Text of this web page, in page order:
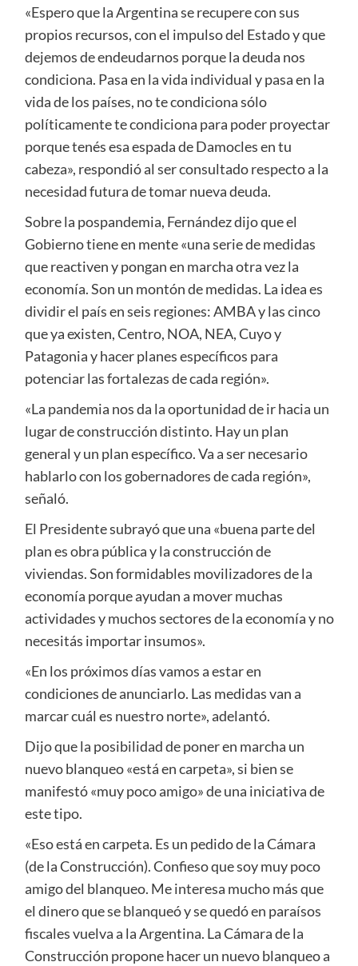
«Espero que la Argentina se recupere con sus
propios recursos, con el impulso del Estado y que
dejemos de endeudarnos porque la deuda nos
condiciona. Pasa en la vida individual y pasa en la
vida de los países, no te condiciona sólo
políticamente te condiciona para poder proyectar
porque tenés esa espada de Damocles en tu
cabeza», respondió al ser consultado respecto a la
necesidad futura de tomar nueva deuda.
Sobre la pospandemia, Fernández dijo que el
Gobierno tiene en mente «una serie de medidas
que reactiven y pongan en marcha otra vez la
economía. Son un montón de medidas. La idea es
dividir el país en seis regiones: AMBA y las cinco
que ya existen, Centro, NOA, NEA, Cuyo y
Patagonia y hacer planes específicos para
potenciar las fortalezas de cada región».
«La pandemia nos da la oportunidad de ir hacia un
lugar de construcción distinto. Hay un plan
general y un plan específico. Va a ser necesario
hablarlo con los gobernadores de cada región»,
señaló.
El Presidente subrayó que una «buena parte del
plan es obra pública y la construcción de
viviendas. Son formidables movilizadores de la
economía porque ayudan a mover muchas
actividades y muchos sectores de la economía y no
necesitás importar insumos».
«En los próximos días vamos a estar en
condiciones de anunciarlo. Las medidas van a
marcar cuál es nuestro norte», adelantó.
Dijo que la posibilidad de poner en marcha un
nuevo blanqueo «está en carpeta», si bien se
manifestó «muy poco amigo» de una iniciativa de
este tipo.
«Eso está en carpeta. Es un pedido de la Cámara
(de la Construcción). Confieso que soy muy poco
amigo del blanqueo. Me interesa mucho más que
el dinero que se blanqueó y se quedó en paraísos
fiscales vuelva a la Argentina. La Cámara de la
Construcción propone hacer un nuevo blanqueo a